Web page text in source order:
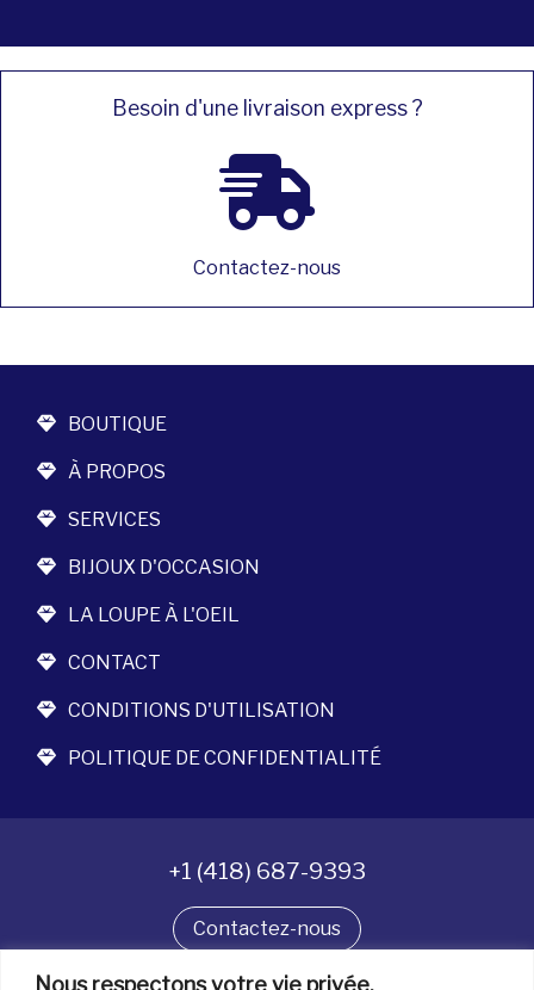
Nous respectons votre vie privée.
Besoin d'une livraison express ?
Contactez-nous
BOUTIQUE
À PROPOS
SERVICES
BIJOUX D'OCCASION
LA LOUPE À L'OEIL
CONTACT
CONDITIONS D'UTILISATION
POLITIQUE DE CONFIDENTIALITÉ
+1 (418) 687-9393
Contactez-nous